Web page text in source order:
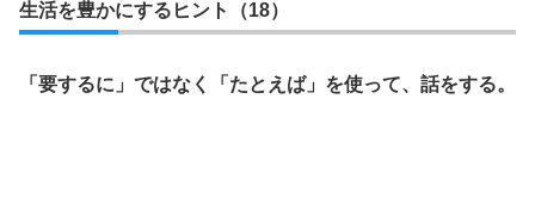
生活を豊かにするヒント（18）
「要するに」ではなく「たとえば」を使って、話をする。